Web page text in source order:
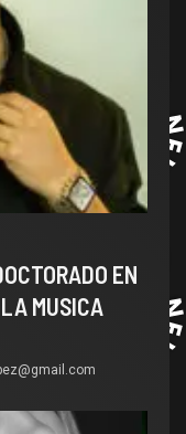
EN
MUSICA